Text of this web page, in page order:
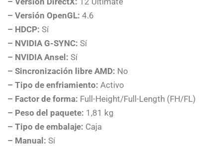
– Versión OpenGL: 4.6
– HDCP: Sí
– NVIDIA G-SYNC: Sí
– NVIDIA Ansel: Sí
– Sincronización libre AMD: No
– Tipo de enfriamiento: Activo
– Factor de forma: Full-Height/Full-Length (FH/FL)
– Peso del paquete: 1,81 kg
– Tipo de embalaje: Caja
– Manual: Sí